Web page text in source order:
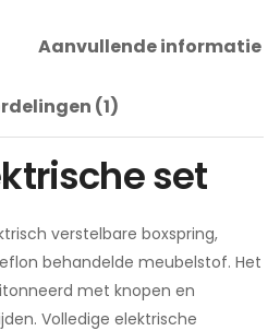
Aanvullende informatie
(1)
set
verstelbare boxspring,
behandelde meubelstof. Het
met knopen en
Volledige elektrische